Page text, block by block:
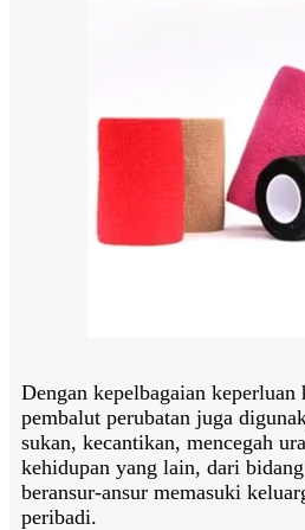
Dengan kepelbagaian keperluan
pembalut perubatan juga
sukan, kecantikan, mencegah
kehidupan yang lain, dari bidang
beransur-ansur memasuki
peribadi.